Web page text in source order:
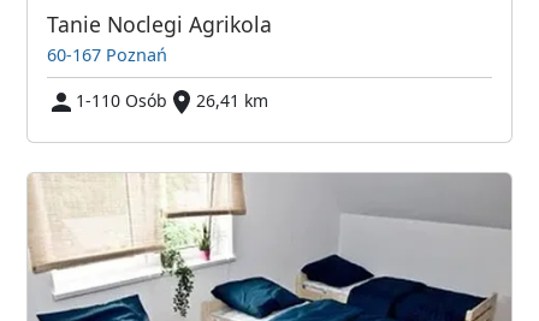
Tanie Noclegi Agrikola
60-167 Poznań
1-110 Osób
26,41 km